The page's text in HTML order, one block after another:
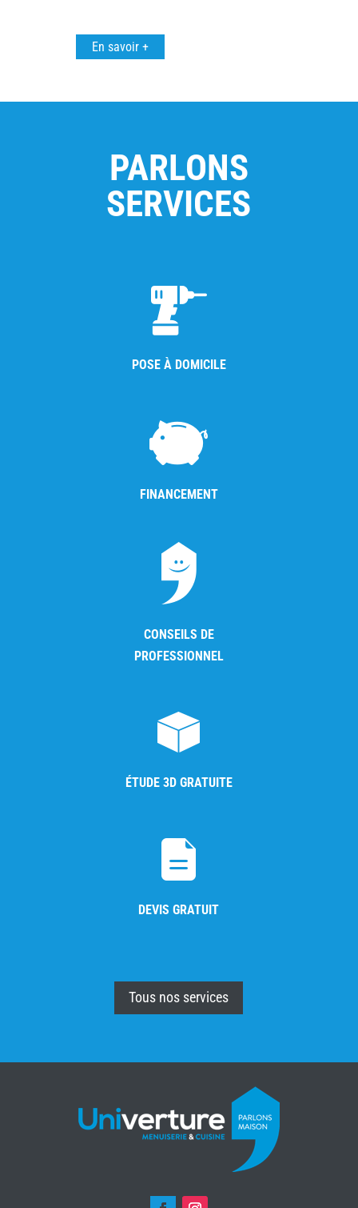
En savoir +
PARLONS
SERVICES
POSE À DOMICILE
FINANCEMENT
CONSEILS DE
PROFESSIONNEL
ÉTUDE 3D GRATUITE
DEVIS GRATUIT
Tous nos services